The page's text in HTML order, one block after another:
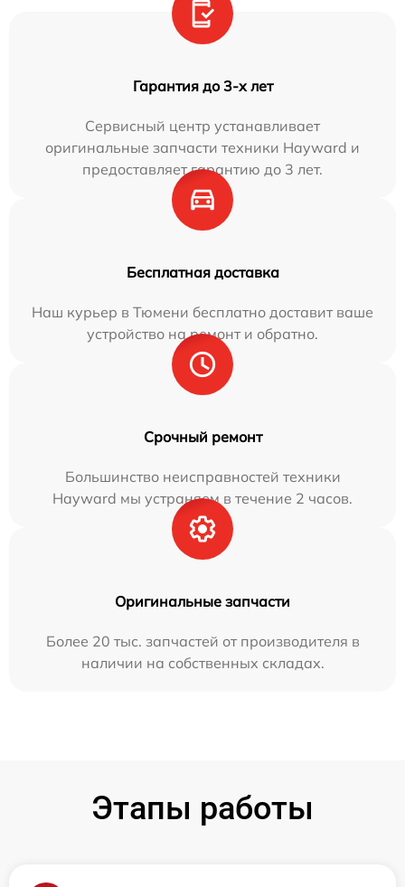
Гарантия до 3-х лет
Сервисный центр устанавливает
оригинальные запчасти техники Hayward и
предоставляет гарантию до 3 лет.
Бесплатная доставка
Наш курьер в Тюмени бесплатно доставит ваше
устройство на ремонт и обратно.
Срочный ремонт
Большинство неисправностей техники
Hayward мы устраняем в течение 2 часов.
Оригинальные запчасти
Более 20 тыс. запчастей от производителя в
наличии на собственных складах.
Этапы работы